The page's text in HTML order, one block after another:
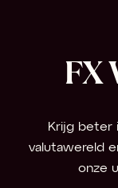
FX
Krijg beter
valutawereld
onze